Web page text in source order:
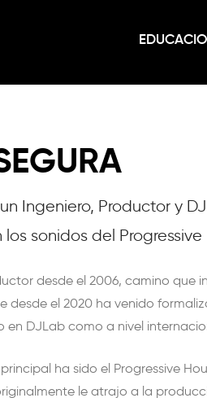
Ingeniero, Productor y
sonidos del Progressive
desde el 2006, camino que
desde el 2020 ha venido
DJLab como a nivel
ha sido el Progressive
le atrajo a la